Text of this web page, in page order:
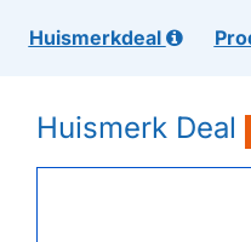
Huismerkdeal
Huismerk Deal